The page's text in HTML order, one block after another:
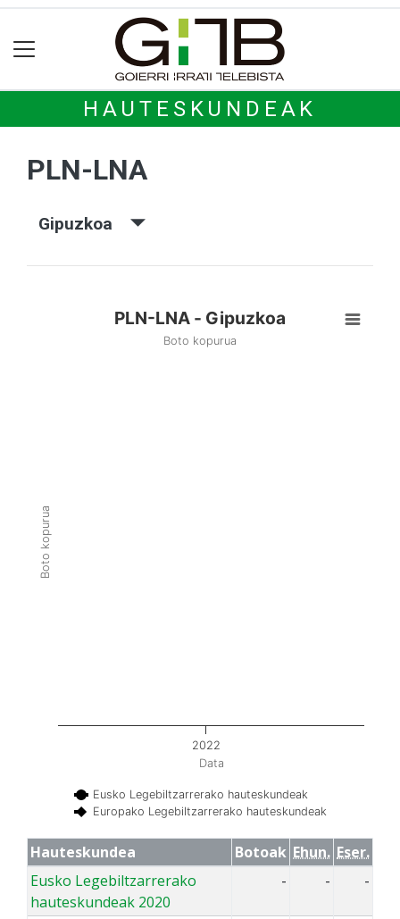
HAUTESKUNDEAK
PLN-LNA
Gipuzkoa
Data
Boto kopurua
PLN-LNA - Gipuzkoa
Boto kopurua
Eusko Legebiltzarrerako hauteskundeak
Europako Legebiltzarrerako hauteskundeak
2022
Hauteskundea Botoak Ehun. Eser.
Eusko Legebiltzarrerako
hauteskundeak 2020
- - -